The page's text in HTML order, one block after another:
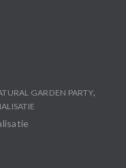
GARDEN PARTY,